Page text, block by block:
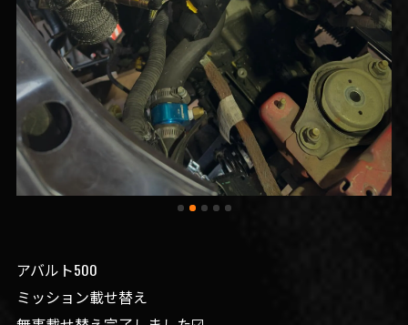
アバルト500
ミッション載せ替え